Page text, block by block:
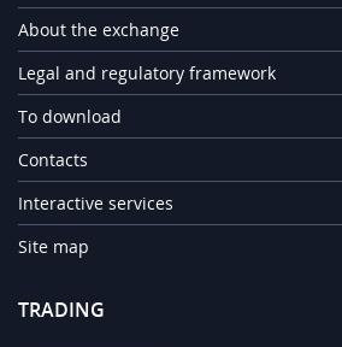
About the exchange
Legal and regulatory framework
To download
Contacts
Interactive services
Site map
TRADING